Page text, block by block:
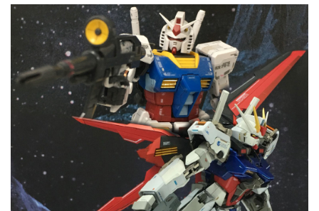
教學評測
EduTech
IT Times
生成式AI與雲端應用
Enterprise Digital Transformation
特集